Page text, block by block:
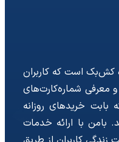
کش‌بک است که کاربران
و معرفی شماره‌کارت‌های
بابت خریدهای روزانه
بامن با ارائه خدمات